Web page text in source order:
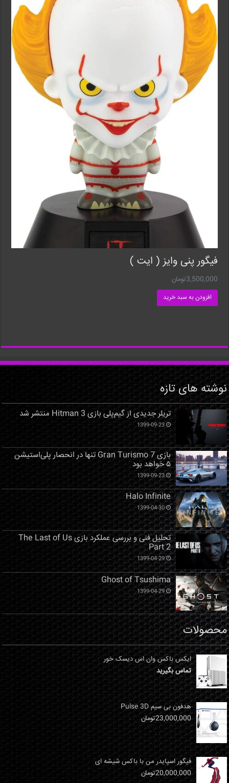
فیگور پنی وایز ( ایت )
3,500,000تومان
افزودن به سبد خرید
نوشته های تازه
تریلر جدیدی از گیم‌پلی بازی Hitman 3 منتشر شد
1399-09-23
بازی Gran Turismo 7 تنها در انحصار پلی‌استیشن
۵ خواهد بود
1399-09-23
Halo Infinite
1399-04-30
تحلیل فنی و بررسی عملکرد بازی The Last of Us
Part 2
1399-04-29
Ghost of Tsushima
1399-04-29
محصولات
ایکس باکس وان اس دیسک خور
تماس بگیرید
هدفون بی سیم Pulse 3D
23,000,000تومان
فیگور اسپایدر من با باکس شیشه ای
20,000,000تومان